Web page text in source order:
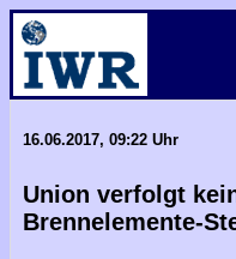
16.06.2017, 09:22 Uhr
Union verfolgt
Brennelemente-